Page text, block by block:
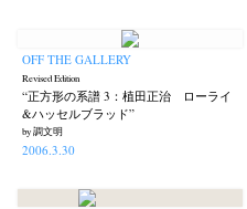
OFF THE GALLERY
Revised Edition
“正方形の系譜 3：植田正治 ローライ
&ハッセルブラッド”
by 調文明
2006.3.30